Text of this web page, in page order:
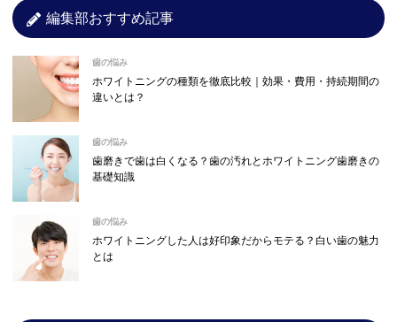
編集部おすすめ記事
歯の悩み
ホワイトニングの種類を徹底比較｜効果・費用・持続期間の
違いとは？
歯の悩み
歯磨きで歯は白くなる？歯の汚れとホワイトニング歯磨きの
基礎知識
歯の悩み
ホワイトニングした人は好印象だからモテる？白い歯の魅力
とは